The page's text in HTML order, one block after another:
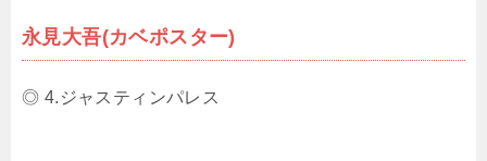
永見大吾(カベポスター)
◎ 4.ジャスティンパレス